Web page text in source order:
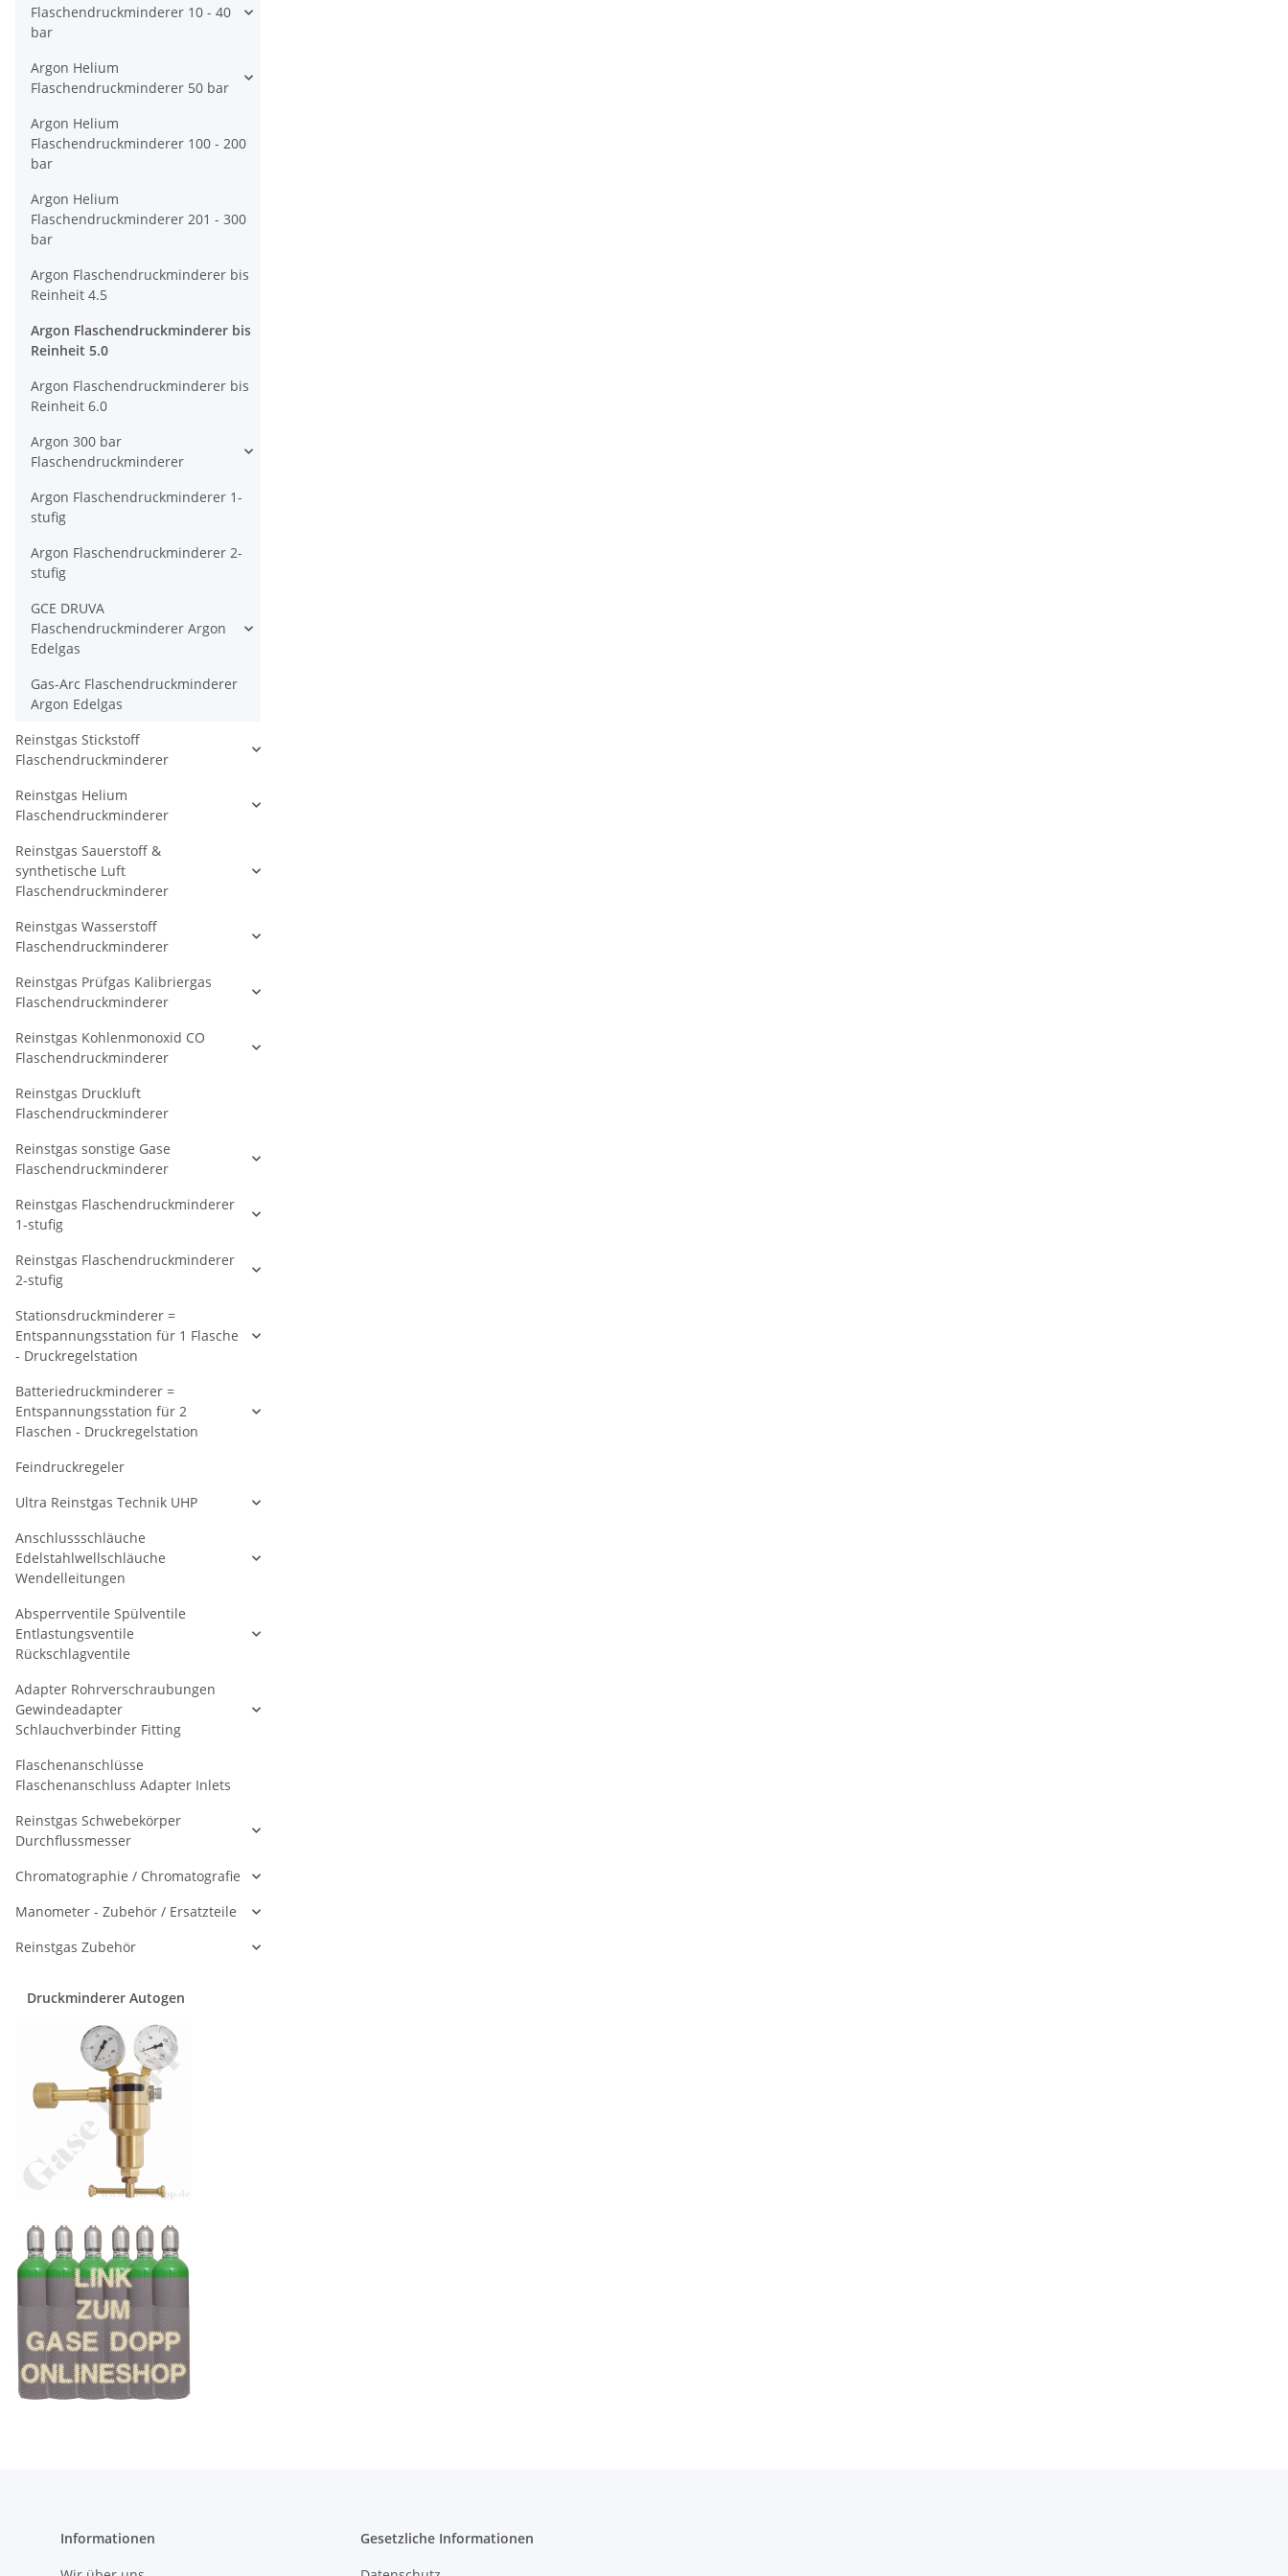
Flaschendruckminderer 10 - 40
bar
Argon Helium
Flaschendruckminderer 50 bar
Argon Helium
Flaschendruckminderer 100 - 200
bar
Argon Helium
Flaschendruckminderer 201 - 300
bar
Argon Flaschendruckminderer bis
Reinheit 4.5
Argon Flaschendruckminderer bis
Reinheit 5.0
Argon Flaschendruckminderer bis
Reinheit 6.0
Argon 300 bar
Flaschendruckminderer
Argon Flaschendruckminderer 1-
stufig
Argon Flaschendruckminderer 2-
stufig
GCE DRUVA
Flaschendruckminderer Argon
Edelgas
Gas-Arc Flaschendruckminderer
Argon Edelgas
Reinstgas Stickstoff
Flaschendruckminderer
Reinstgas Helium
Flaschendruckminderer
Reinstgas Sauerstoff &
synthetische Luft
Flaschendruckminderer
Reinstgas Wasserstoff
Flaschendruckminderer
Reinstgas Prüfgas Kalibriergas
Flaschendruckminderer
Reinstgas Kohlenmonoxid CO
Flaschendruckminderer
Reinstgas Druckluft
Flaschendruckminderer
Reinstgas sonstige Gase
Flaschendruckminderer
Reinstgas Flaschendruckminderer
1-stufig
Reinstgas Flaschendruckminderer
2-stufig
Stationsdruckminderer =
Entspannungsstation für 1 Flasche
- Druckregelstation
Batteriedruckminderer =
Entspannungsstation für 2
Flaschen - Druckregelstation
Feindruckregeler
Ultra Reinstgas Technik UHP
Anschlussschläuche
Edelstahlwellschläuche
Wendelleitungen
Absperrventile Spülventile
Entlastungsventile
Rückschlagventile
Adapter Rohrverschraubungen
Gewindeadapter
Schlauchverbinder Fitting
Flaschenanschlüsse
Flaschenanschluss Adapter Inlets
Reinstgas Schwebekörper
Durchflussmesser
Chromatographie / Chromatografie
Manometer - Zubehör / Ersatzteile
Reinstgas Zubehör
Druckminderer Autogen
Informationen Gesetzliche Informationen